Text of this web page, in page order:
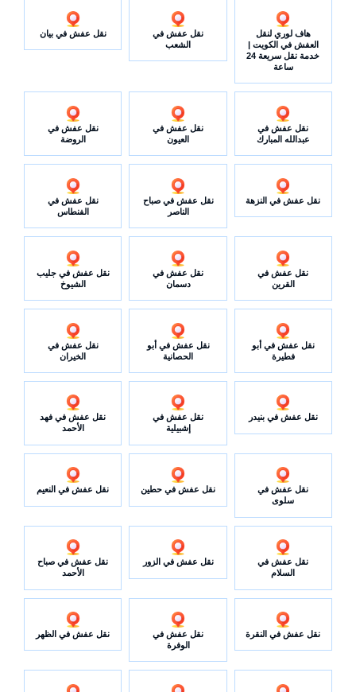
هاف لوري لنقل
العفش في الكويت |
خدمة نقل سريعة 24
ساعة
نقل عفش في
الشعب
نقل عفش في بيان
نقل عفش في
عبدالله المبارك
نقل عفش في
العيون
نقل عفش في
الروضة
نقل عفش في النزهة
نقل عفش في صباح
الناصر
نقل عفش في
الفنطاس
نقل عفش في
القرين
نقل عفش في
دسمان
نقل عفش في جليب
الشيوخ
نقل عفش في أبو
فطيرة
نقل عفش في أبو
الحصانية
نقل عفش في
الخيران
نقل عفش في بنيدر
نقل عفش في
إشبيلية
نقل عفش في فهد
الأحمد
نقل عفش في
سلوى
نقل عفش في حطين نقل عفش في النعيم
نقل عفش في
السلام
نقل عفش في الزور
نقل عفش في صباح
الأحمد
نقل عفش في النقرة
نقل عفش في
الوفرة
نقل عفش في الظهر